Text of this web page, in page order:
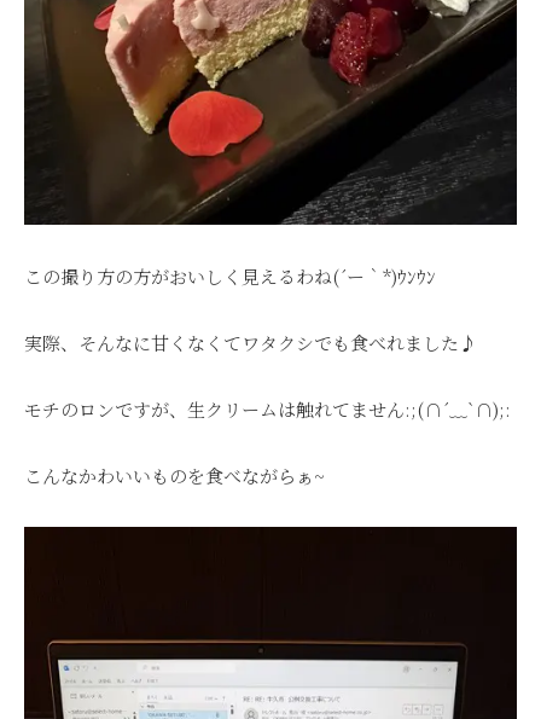
この撮り方の方がおいしく見えるわね(´ー｀*)ｳﾝｳﾝ
実際、そんなに甘くなくてワタクシでも食べれました♪
モチのロンですが、生クリームは触れてません:;(∩´﹏`∩);:
こんなかわいいものを食べながらぁ~